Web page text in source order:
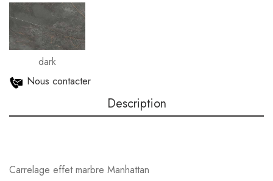
dark
Nous contacter
Description
Carrelage effet marbre Manhattan